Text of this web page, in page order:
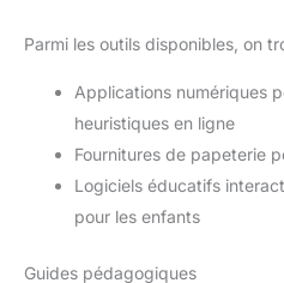
Parmi les outils disponibles, on
Applications numériques
heuristiques en ligne
Fournitures de papeterie
Logiciels éducatifs
pour les enfants
Guides pédagogiques